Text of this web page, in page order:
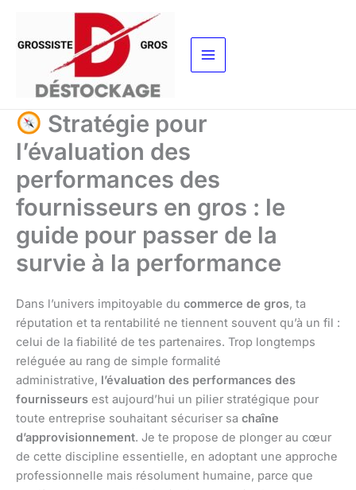
contenu
Stratégie pour
l’évaluation des
performances des
fournisseurs en gros : le
guide pour passer de la
survie à la performance
Dans l’univers impitoyable du commerce de gros, ta
réputation et ta rentabilité ne tiennent souvent qu’à un fil :
celui de la fiabilité de tes partenaires. Trop longtemps
reléguée au rang de simple formalité
administrative, l’évaluation des performances des
fournisseurs est aujourd’hui un pilier stratégique pour
toute entreprise souhaitant sécuriser sa chaîne
d’approvisionnement. Je te propose de plonger au cœur
de cette discipline essentielle, en adoptant une approche
professionnelle mais résolument humaine, parce que